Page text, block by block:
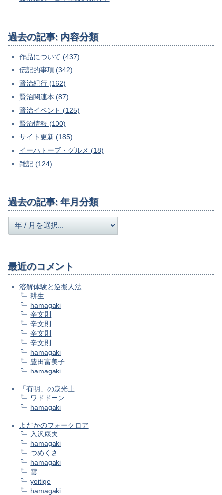
過去の記事: 内容分類
作品について (437)
伝記的事項 (342)
賢治紀行 (162)
賢治関連本 (87)
賢治イベント (125)
賢治情報 (100)
サイト更新 (185)
イーハトーブ・グルメ (18)
雑記 (124)
過去の記事: 年月分類
最近のコメント
溶解体験と逆擬人法
耕生
hamagaki
辛文則
辛文則
辛文則
辛文則
hamagaki
豊田富美子
hamagaki
「有明」の寂光土
ワドドーン
hamagaki
よだかのフォークロア
入沢康夫
hamagaki
つめくさ
hamagaki
雲
yoitige
hamagaki